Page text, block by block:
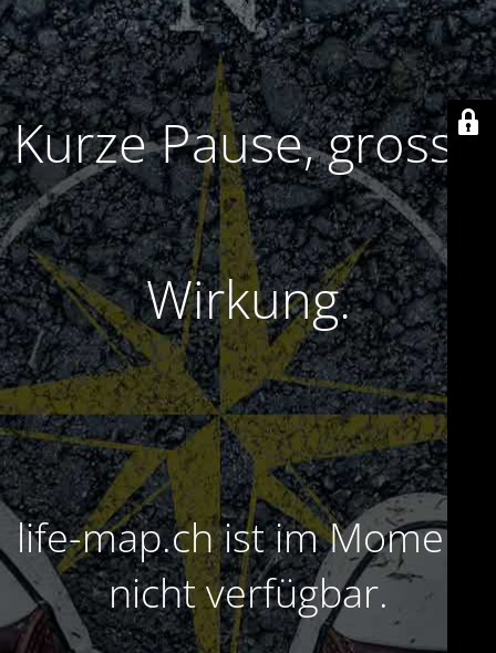
Kurze Pause, grosse
Wirkung.
life-map.ch ist im Moment
nicht verfügbar.